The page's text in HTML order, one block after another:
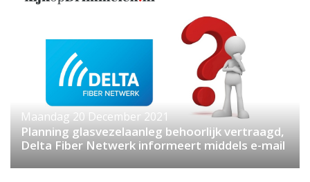
Maandag 20 December 2021
Planning glasvezelaanleg behoorlijk vertraagd,
Delta Fiber Netwerk informeert middels e-mail